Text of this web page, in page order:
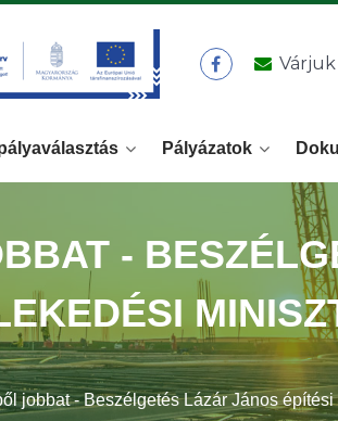
Pályázatok
jobbat - Beszélgetés Lázár János
-